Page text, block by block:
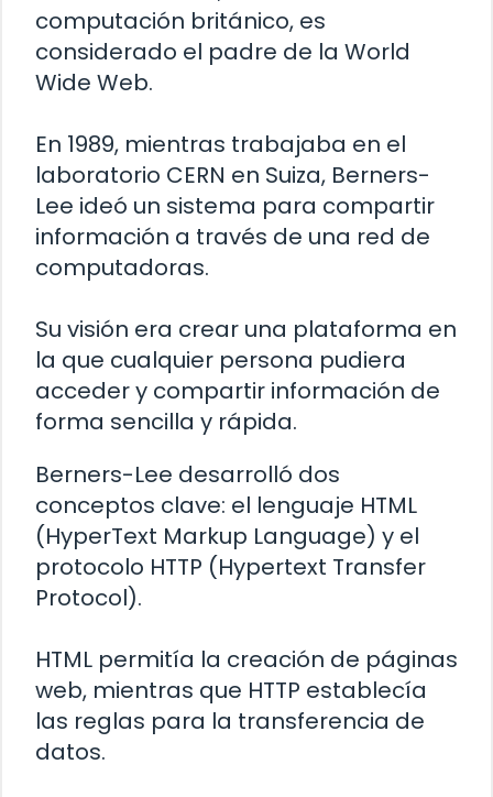
computación británico, es
considerado el padre de la World
Wide Web.
En 1989, mientras trabajaba en el
laboratorio CERN en Suiza, Berners-
Lee ideó un sistema para compartir
información a través de una red de
computadoras.
Su visión era crear una plataforma en
la que cualquier persona pudiera
acceder y compartir información de
forma sencilla y rápida.
Berners-Lee desarrolló dos
conceptos clave: el lenguaje HTML
(HyperText Markup Language) y el
protocolo HTTP (Hypertext Transfer
Protocol).
HTML permitía la creación de páginas
web, mientras que HTTP establecía
las reglas para la transferencia de
datos.